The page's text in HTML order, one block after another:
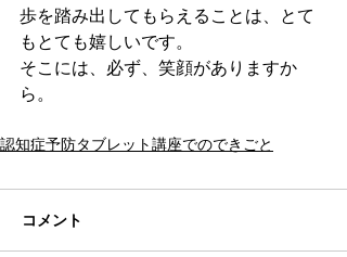
歩を踏み出してもらえることは、とて
もとても嬉しいです。
そこには、必ず、笑顔がありますか
ら。
認知症予防タブレット講座でのできごと
コメント